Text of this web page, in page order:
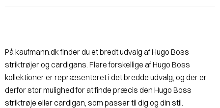
På kaufmann.dk finder du et bredt udvalg af Hugo Boss
striktrøjer og cardigans. Flere forskellige af Hugo Boss
kollektioner er repræsenteret i det bredde udvalg, og der er
derfor stor mulighed for at finde præcis den Hugo Boss
striktrøje eller cardigan, som passer til dig og din stil.